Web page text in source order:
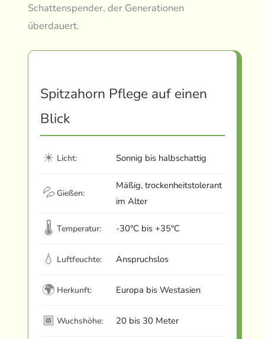
Schattenspender, der Generationen
überdauert.
Spitzahorn Pflege auf einen
Blick
☀ Licht: Sonnig bis halbschattig
💦 Gießen:
Mäßig, trockenheitstolerant
im Alter
🌡 Temperatur: -30°C bis +35°C
💧 Luftfeuchte: Anspruchslos
🌍 Herkunft: Europa bis Westasien
🏾 Wuchshöhe: 20 bis 30 Meter